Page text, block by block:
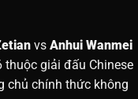
vs Anhui Wanmei
giải đấu Chinese
chủ chính thức không